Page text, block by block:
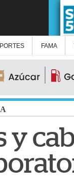
FAMA